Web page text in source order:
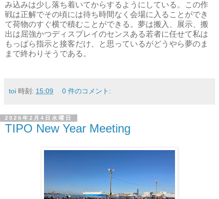
み込みは少し落ち着いてからするようにしている。この作
戦は正解でその頃には待ち時間なく会場に入ることができ
て荷物のすぐ横で積むことができる。夢は搬入、展示、搬
出は屈強かつディスプレイのセンスある若者に任せて私は
もっぱら指示と接客だけ、と思っているがどうやら夢のま
まで終わりそうである。
toi 時刻: 15:09 0 件のコメント:
2026年2月4日水曜日
TIPO New Year Meeting